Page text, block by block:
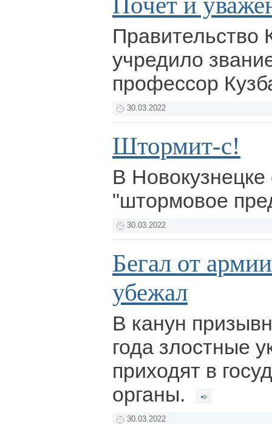
Правительство
учредило
профессор
30.03.2022
Штормит-с!
В
"штормовое
30.03.2022
Бегал от
убежал
В канун
года злостные
приходят в
органы.
30.03.2022